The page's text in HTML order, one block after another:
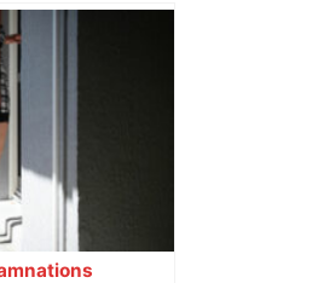
de Toulouse :
sur l'affaire
la gorge
feuilles il y a